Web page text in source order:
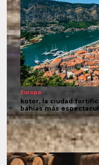
Europa
kotor, la ciudad
bahías más